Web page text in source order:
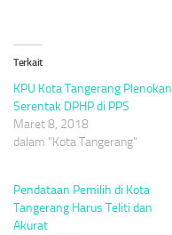
Terkait
KPU Kota Tangerang Plenokan
Serentak DPHP di PPS
Maret 8, 2018
dalam "Kota Tangerang"
Pendataan Pemilih di Kota
Tangerang Harus Teliti dan
Akurat